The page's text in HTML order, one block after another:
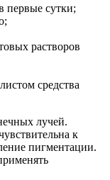
первые сутки;
растворов
средства
лучей.
к
пигментации.